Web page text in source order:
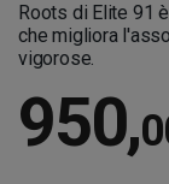
Roots di Elite 91
che migliora
vigorose.
950,